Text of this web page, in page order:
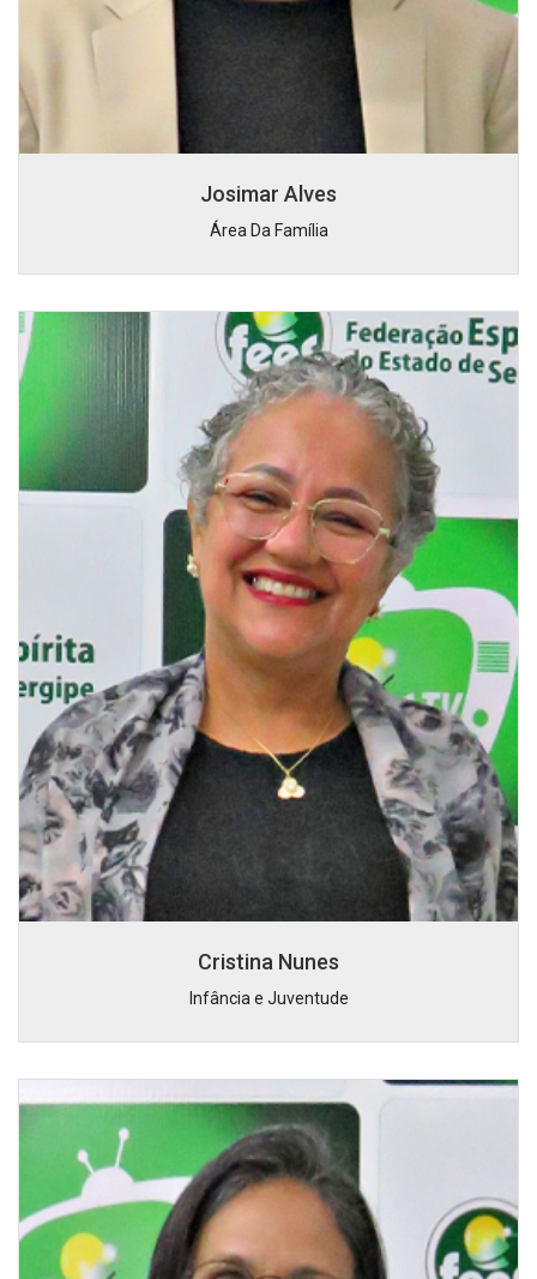
Josimar Alves
Área Da Família
Cristina Nunes
Infância e Juventude